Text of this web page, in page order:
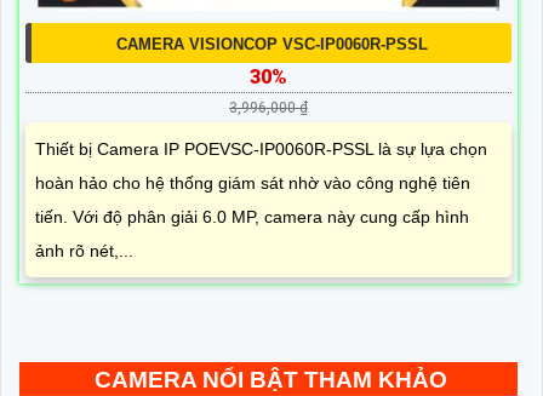
CAMERA VISIONCOP VSC-IP0060R-PSSL
30%
3,996,000 ₫
Thiết bị Camera IP POEVSC-IP0060R-PSSL là sự lựa chọn
hoàn hảo cho hệ thống giám sát nhờ vào công nghệ tiên
tiến. Với độ phân giải 6.0 MP, camera này cung cấp hình
ảnh rõ nét,...
CAMERA NỔI BẬT THAM KHẢO